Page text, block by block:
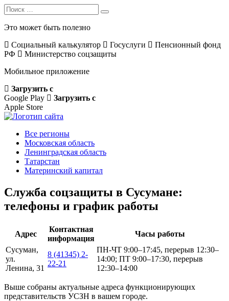
Search
for:
Search
Это может быть полезно
Социальный калькулятор
Госуслуги
Пенсионный фонд
РФ
Министерство соцзащиты
Мобильное приложение
Загрузить с
Google Play
Загрузить с
Apple Store
Все регионы
Московская область
Ленинградская область
Татарстан
Материнский капитал
Служба соцзащиты в Сусумане:
телефоны и график работы
Адрес
Контактная
информация
Часы работы
Сусуман,
ул.
Ленина, 31
8 (41345) 2-
22-21
ПН-ЧТ 9:00–17:45, перерыв 12:30–
14:00; ПТ 9:00–17:30, перерыв
12:30–14:00
Выше собраны актуальные адреса функционирующих
представительств УСЗН в вашем городе.